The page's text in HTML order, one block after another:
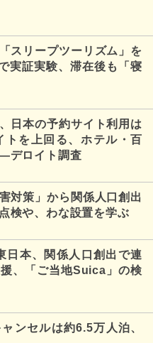
スリープツーリズム」を
実証実験、滞在後も「寝
日本の予約サイト利用は
トを上回る、ホテル・百
デロイト調査
対策」から関係人口創出
検や、わな設置を学ぶ
日本、関係人口創出で連
、「ご当地Suica」の検
ンセルは約6.5万人泊、